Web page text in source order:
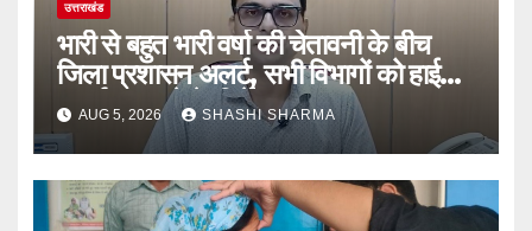
उत्तराखंड
भारी से बहुत भारी वर्षा की चेतावनी के बीच
जिला प्रशासन अलर्ट, सभी विभागों को हाई
अलर्ट पर रहने के निर्देश
AUG 5, 2026 SHASHI SHARMA